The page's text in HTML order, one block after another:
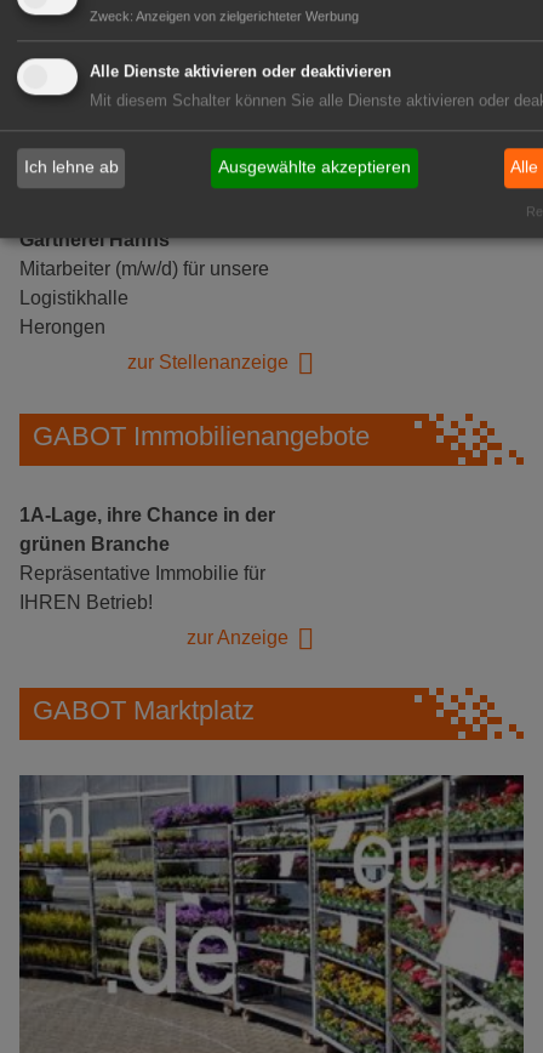
Gärtnerei Hanns
Mitarbeiter (m/w/d) für unsere
Logistikhalle
Herongen
zur Stellenanzeige
GABOT Immobilienangebote
1A-Lage, ihre Chance in der
grünen Branche
Repräsentative Immobilie für
IHREN Betrieb!
zur Anzeige
GABOT Marktplatz
Zweck: Anzeigen von zielgerichteter Werbung
Alle Dienste aktivieren oder deaktivieren
Mit diesem Schalter können Sie alle Dienste aktivieren oder
Ich lehne ab Ausgewählte akzeptieren Alle